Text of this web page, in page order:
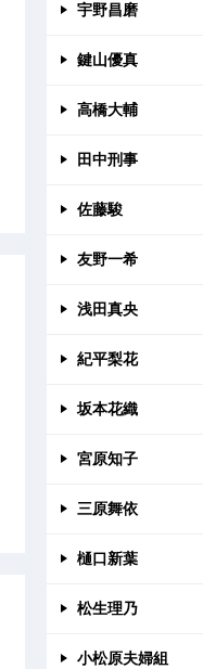
宇野昌磨
鍵山優真
高橋大輔
田中刑事
佐藤駿
友野一希
浅田真央
紀平梨花
坂本花織
宮原知子
三原舞依
樋口新葉
松生理乃
小松原夫婦組